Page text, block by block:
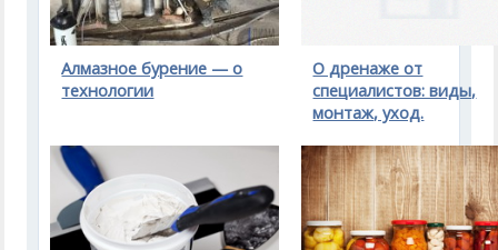
Алмазное бурение — о
технологии
О дренаже от
специалистов: виды,
монтаж, уход.